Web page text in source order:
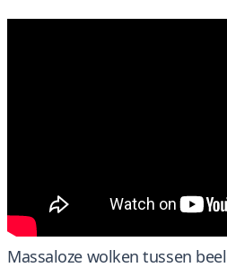
Massaloze wolken tussen